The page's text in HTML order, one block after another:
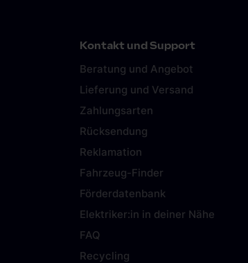
Kontakt und Support
Beratung und Angebot
Lieferung und Versand
Zahlungsarten
Rücksendung
Reklamation
Fahrzeug-Finder
Förderdatenbank
Elektriker:in in deiner Nähe
FAQ
Recycling